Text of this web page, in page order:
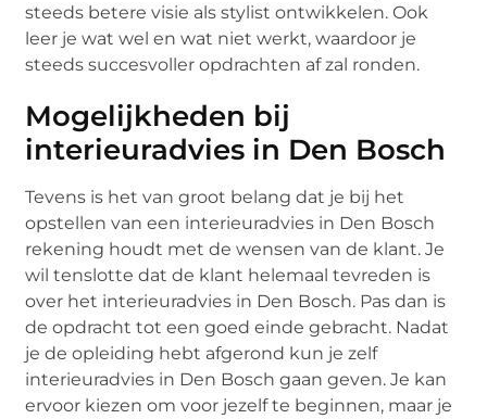
steeds betere visie als stylist ontwikkelen. Ook
leer je wat wel en wat niet werkt, waardoor je
steeds succesvoller opdrachten af zal ronden.
Mogelijkheden bij
interieuradvies in Den Bosch
Tevens is het van groot belang dat je bij het
opstellen van een interieuradvies in Den Bosch
rekening houdt met de wensen van de klant. Je
wil tenslotte dat de klant helemaal tevreden is
over het interieuradvies in Den Bosch. Pas dan is
de opdracht tot een goed einde gebracht. Nadat
je de opleiding hebt afgerond kun je zelf
interieuradvies in Den Bosch gaan geven. Je kan
ervoor kiezen om voor jezelf te beginnen, maar je